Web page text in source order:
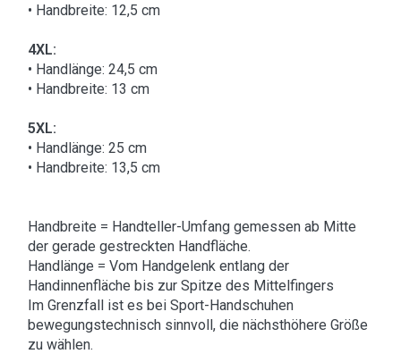
• Handbreite: 12,5 cm
4XL:
• Handlänge: 24,5 cm
• Handbreite: 13 cm
5XL:
• Handlänge: 25 cm
• Handbreite: 13,5 cm
Handbreite = Handteller-Umfang gemessen ab Mitte
der gerade gestreckten Handfläche.
Handlänge = Vom Handgelenk entlang der
Handinnenfläche bis zur Spitze des Mittelfingers
Im Grenzfall ist es bei Sport-Handschuhen
bewegungstechnisch sinnvoll, die nächsthöhere Größe
zu wählen.